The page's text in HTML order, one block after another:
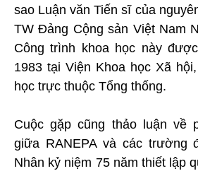
sao Luận văn Tiến sĩ của
TW Đảng Cộng sản Việt Nam
Công trình khoa học này
1983 tại Viện Khoa học Xã
học trực thuộc Tổng thống.
Cuộc gặp cũng thảo luận về
giữa RANEPA và các trường
Nhân kỷ niệm 75 năm thiết lập